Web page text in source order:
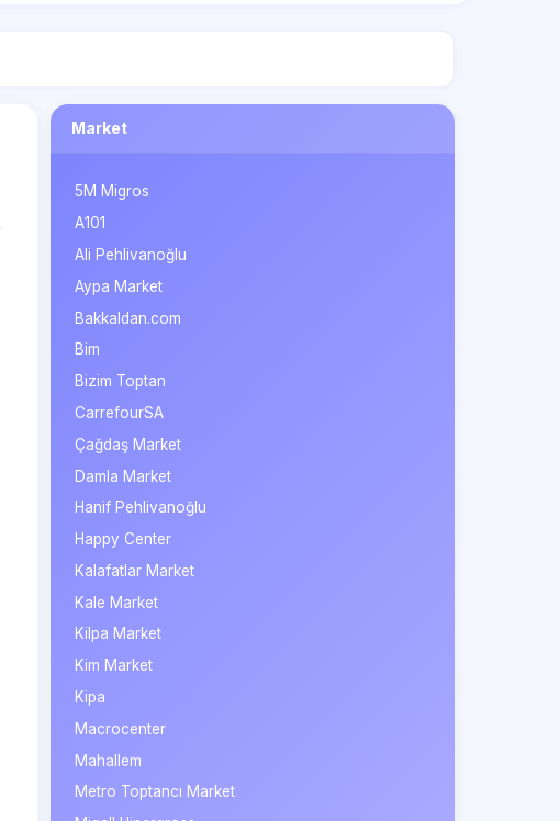
Market
5M Migros
A101
Ali Pehlivanoğlu
Aypa Market
Bakkaldan.com
Bim
Bizim Toptan
CarrefourSA
Çağdaş Market
Damla Market
Hanif Pehlivanoğlu
Happy Center
Kalafatlar Market
Kale Market
Kilpa Market
Kim Market
Kipa
Macrocenter
Mahallem
Metro Toptancı Market